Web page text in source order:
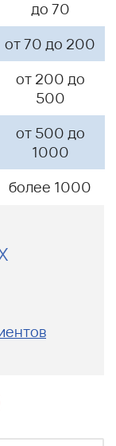
до 70
от 70 до 200
от 200 до
500
от 500 до
1000
более 1000